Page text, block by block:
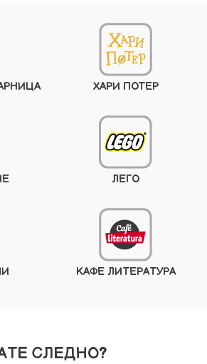
ХАРИ ПОТЕР
ЛЕГО
КАФЕ ЛИТЕРАТУРА
СЛЕДНО?